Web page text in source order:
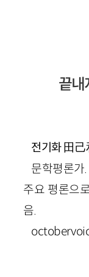
끝내
전기화田己
문학평론가
주요 평론으
음.